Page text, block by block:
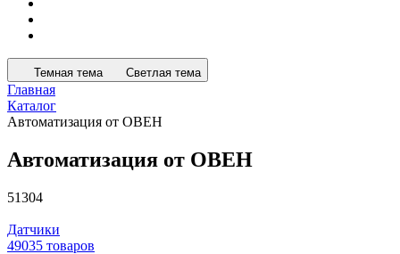
Темная тема Светлая тема
Главная
Каталог
Автоматизация от ОВЕН
Автоматизация от ОВЕН
51304
Датчики
49035 товаров